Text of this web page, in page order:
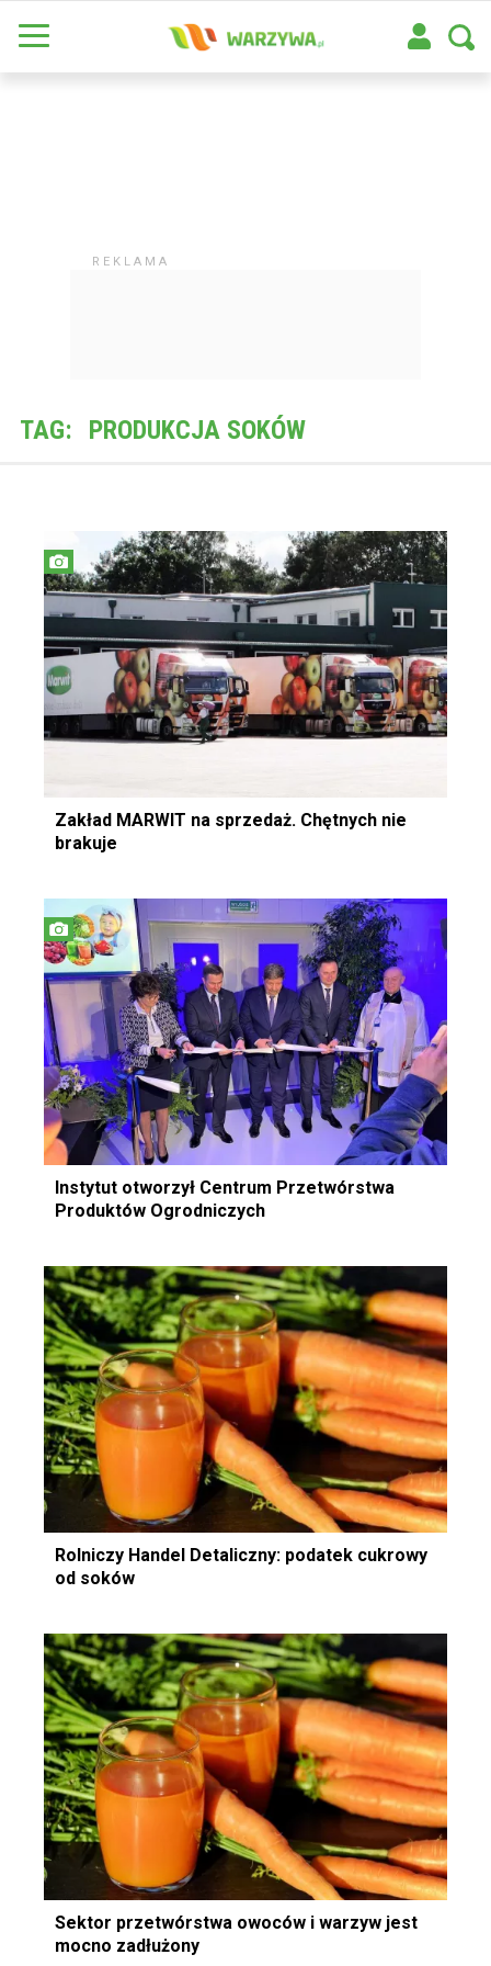
TAG: PRODUKCJA SOKÓW
Zakład MARWIT na sprzedaż. Chętnych nie
brakuje
Instytut otworzył Centrum Przetwórstwa
Produktów Ogrodniczych
Rolniczy Handel Detaliczny: podatek cukrowy
od soków
Sektor przetwórstwa owoców i warzyw jest
mocno zadłużony